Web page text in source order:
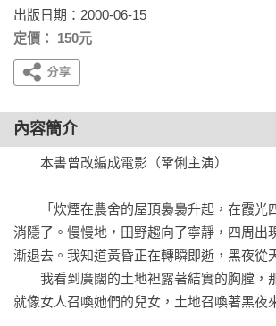
出版日期：2000-06-15
定價： 150元
內容簡介
本書曾改編成電影（鞏俐主演）
「炊煙在農舍的屋頂裊裊升起，在霞光
消隱了。慢慢地，田野趨向了寧靜，四周出
漸退去。我知道黃昏正在轉瞬即逝，黑夜從
我看到廣闊的土地袒露著結實的胸膛，
就像女人召喚她們的兒女，土地召喚著黑夜